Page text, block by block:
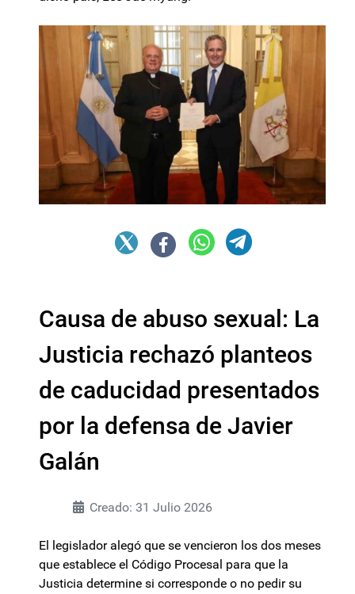
Causa de abuso sexual: La
Justicia rechazó planteos
de caducidad presentados
por la defensa de Javier
Galán
Creado: 31 Julio 2026
El legislador alegó que se vencieron los dos meses
que establece el Código Procesal para que la
Justicia determine si corresponde o no pedir su